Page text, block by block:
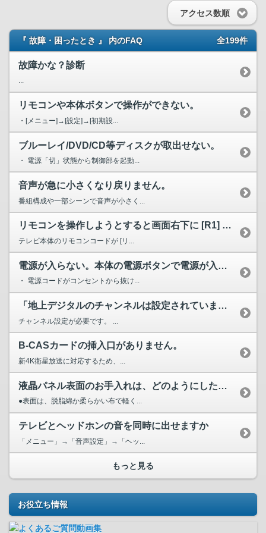
アクセス数順
『 故障・困ったとき 』 内のFAQ 全199件
故障かな？診断
...
リモコンや本体ボタンで操作ができない。
・[メニュー]→[設定]→[初期設...
ブルーレイ/DVD/CD等ディスクが取出せない。
・ 電源「切」状態から制御部を起動...
音声が急に小さくなり戻りません。
番組構成や一部シーンで音声が小さく...
リモコンを操作しようとすると画面右下に [R1] と表示が...
テレビ本体のリモコンコードが [リ...
電源が入らない。本体の電源ボタンで電源が入るが、リモコンで...
・ 電源コードがコンセントから抜け...
「地上デジタルのチャンネルは設定されていません。地上デジタ...
チャンネル設定が必要です。 ...
B-CASカードの挿入口がありません。
新4K衛星放送に対応するため、...
液晶パネル表面のお手入れは、どのようにしたらいいですか。
●表面は、脱脂綿か柔らかい布で軽く...
テレビとヘッドホンの音を同時に出せますか
「メニュー」→「音声設定」→「ヘッ...
もっと見る
お役立ち情報